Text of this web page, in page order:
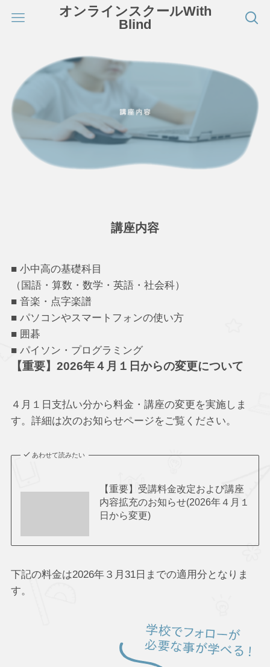
オンラインスクールWith
Blind
講座内容
■ 小中高の基礎科目
（国語・算数・数学・英語・社会科）
■ 音楽・点字楽譜
■ パソコンやスマートフォンの使い方
■ 囲碁
■ パイソン・プログラミング
【重要】2026年４月１日からの変更について
４月１日支払い分から料金・講座の変更を実施しま
す。詳細は次のお知らせページをご覧ください。
あわせて読みたい
【重要】受講料金改定および講座
内容拡充のお知らせ(2026年４月１
日から変更)
下記の料金は2026年３月31日までの適用分となりま
す。